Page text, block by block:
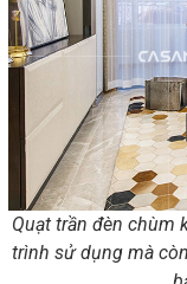
Quạt trần đèn chùm
trình sử dụng mà